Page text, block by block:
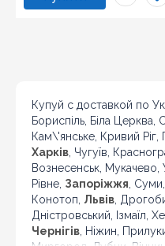
Купуй с доставкой по
Бориспіль, Біла Церква,
Кам\'янське, Кривий
Харків , Чугуїв,
Вознесенськ, Мукачево,
Рівне, Запоріжжя ,
Конотоп, Львів ,
Дністровський, Ізмаїл,
Чернігів , Ніжин,